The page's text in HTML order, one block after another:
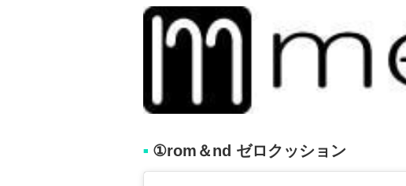
■ ①rom＆nd ゼロクッション